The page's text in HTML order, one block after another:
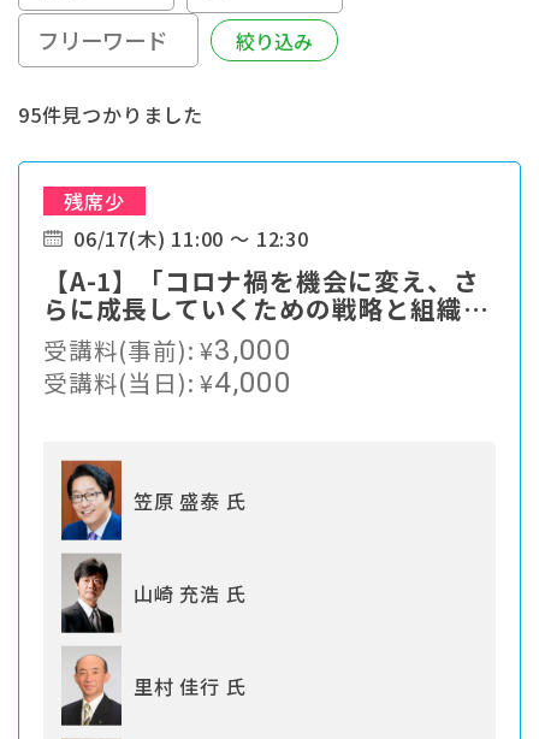
95件見つかりました
残席少
06/17(木) 11:00 ～ 12:30
【A-1】「コロナ禍を機会に変え、さ
らに成長していくための戦略と組織づ
くり」
受講料(事前):¥3,000
受講料(当日):¥4,000
笠原 盛泰 氏
山崎 充浩 氏
里村 佳行 氏